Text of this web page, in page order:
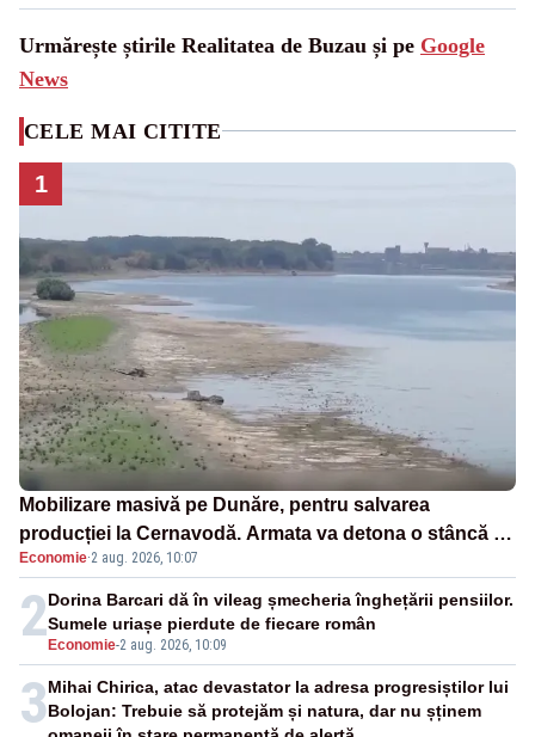
Urmărește știrile Realitatea de Buzau și pe Google
News
CELE MAI CITITE
1
Mobilizare masivă pe Dunăre, pentru salvarea
producției la Cernavodă. Armata va detona o stâncă și
va devia apa fluviului - IMAGINI AERIENE
Economie·2 aug. 2026, 10:07
2 Economie-2 aug. 2026, 10:09
Dorina Barcari dă în vileag șmecheria înghețării pensiilor.
Sumele uriașe pierdute de fiecare român
3Mihai Chirica, atac devastator la adresa progresiștilor lui
Bolojan: Trebuie să protejăm și natura, dar nu șținem